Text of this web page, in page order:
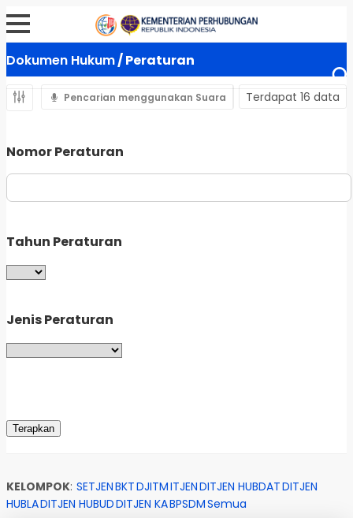
Dokumen Hukum/ Peraturan
Pencarian menggunakan Suara Terdapat 16 data
Nomor Peraturan
Tahun Peraturan
Jenis Peraturan
KELOMPOK: SETJENBKTDJITMITJENDITJEN HUBDATDITJEN
HUBLADITJEN HUBUDDITJEN KABPSDMSemua